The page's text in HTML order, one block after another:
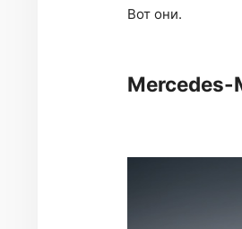
Вот они.
Mercedes-